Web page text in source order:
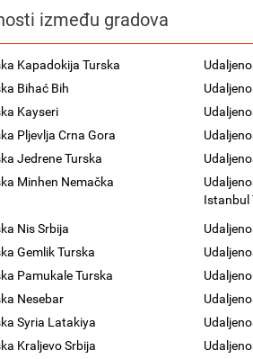
između gradova
Kapadokija Turska
Bihać Bih
Kayseri
Pljevlja Crna Gora
Jedrene Turska
Minhen Nemačka
Istanbul
Nis Srbija
Gemlik Turska
Pamukale Turska
Nesebar
Syria Latakiya
Kraljevo Srbija